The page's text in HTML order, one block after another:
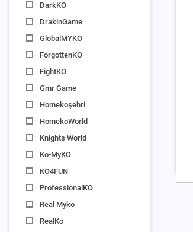
DarkKO
DrakinGame
GlobalMYKO
ForgottenKO
FightKO
Gmr Game
Homekoşehri
HomekoWorld
Knights World
Ko-MyKO
KO4FUN
ProfessionalKO
Real Myko
RealKo